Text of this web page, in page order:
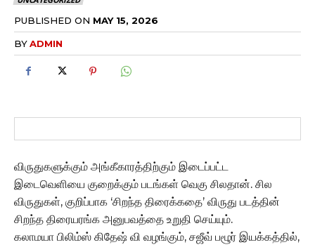
PUBLISHED ON MAY 15, 2026
BYADMIN
விருதுகளுக்கும் அங்கீகாரத்திற்கும் இடைப்பட்ட
இடைவெளியை குறைக்கும் படங்கள் வெகு சிலதான். சில
விருதுகள், குறிப்பாக ‘சிறந்த திரைக்கதை’ விருது படத்தின்
சிறந்த திரையரங்க அனுபவத்தை உறுதி செய்யும்.
கலாமயா பிலிம்ஸ் கிதேஷ் வி வழங்கும், சஜீவ் பழூர் இயக்கத்தில்,